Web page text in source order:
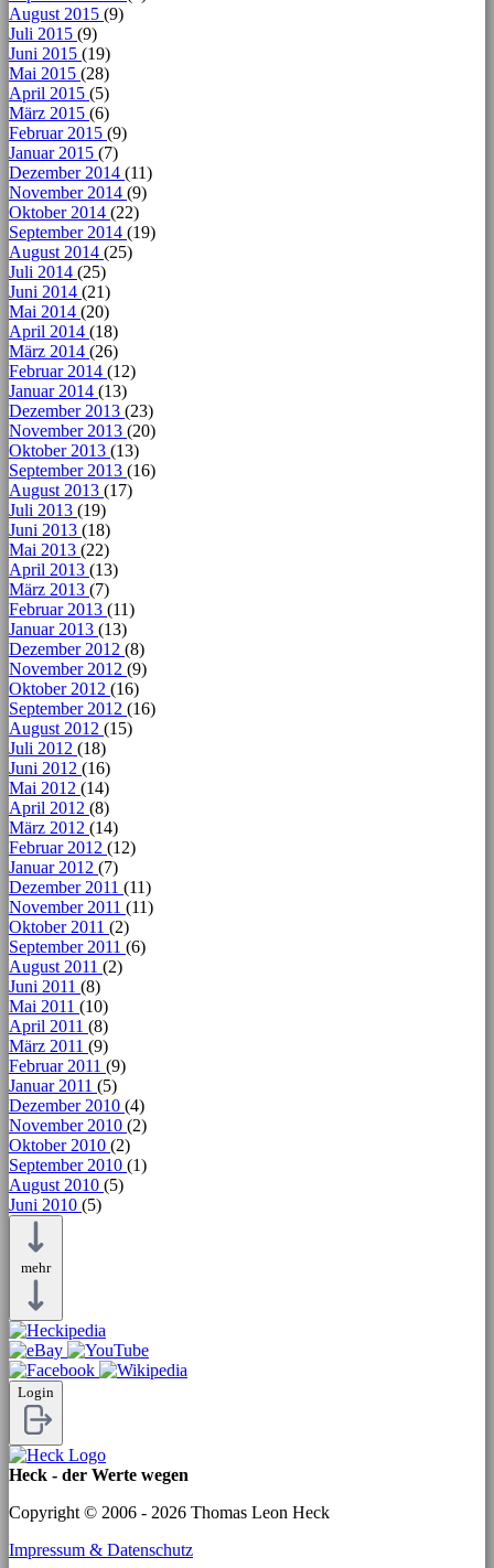
August 2015 (9)
Juli 2015 (9)
Juni 2015 (19)
Mai 2015 (28)
April 2015 (5)
März 2015 (6)
Februar 2015 (9)
Januar 2015 (7)
Dezember 2014 (11)
November 2014 (9)
Oktober 2014 (22)
September 2014 (19)
August 2014 (25)
Juli 2014 (25)
Juni 2014 (21)
Mai 2014 (20)
April 2014 (18)
März 2014 (26)
Februar 2014 (12)
Januar 2014 (13)
Dezember 2013 (23)
November 2013 (20)
Oktober 2013 (13)
September 2013 (16)
August 2013 (17)
Juli 2013 (19)
Juni 2013 (18)
Mai 2013 (22)
April 2013 (13)
März 2013 (7)
Februar 2013 (11)
Januar 2013 (13)
Dezember 2012 (8)
November 2012 (9)
Oktober 2012 (16)
September 2012 (16)
August 2012 (15)
Juli 2012 (18)
Juni 2012 (16)
Mai 2012 (14)
April 2012 (8)
März 2012 (14)
Februar 2012 (12)
Januar 2012 (7)
Dezember 2011 (11)
November 2011 (11)
Oktober 2011 (2)
September 2011 (6)
August 2011 (2)
Juni 2011 (8)
Mai 2011 (10)
April 2011 (8)
März 2011 (9)
Februar 2011 (9)
Januar 2011 (5)
Dezember 2010 (4)
November 2010 (2)
Oktober 2010 (2)
September 2010 (1)
August 2010 (5)
Juni 2010 (5)
mehr
Login
Heck - der Werte wegen
Copyright © 2006 - 2026 Thomas Leon Heck
Impressum & Datenschutz